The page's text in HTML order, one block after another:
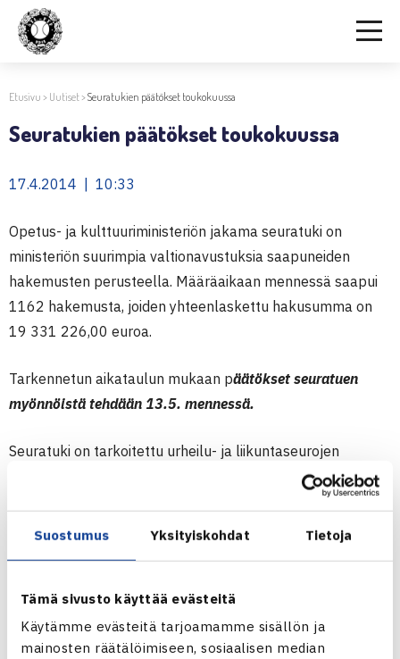
Suostumus Yksityiskohdat Tietoja
Tämä sivusto käyttää evästeitä
Käytämme evästeitä tarjoamamme sisällön ja
mainosten räätälöimiseen, sosiaalisen median
Etusivu > Uutiset>Seuratukien päätökset toukokuussa
Seuratukien päätökset toukokuussa
17.4.2014 | 10:33
Opetus- ja kulttuuriministeriön jakama seuratuki on
ministeriön suurimpia valtionavustuksia saapuneiden
hakemusten perusteella. Määräaikaan mennessä saapui
1162 hakemusta, joiden yhteenlaskettu hakusumma on
19 331 226,00 euroa.
Tarkennetun aikataulun mukaan päätökset seuratuen
myönnöistä tehdään 13.5. mennessä.
Seuratuki on tarkoitettu urheilu- ja liikuntaseurojen
perustoiminnan kehittämiseen. Seuratuen pääpainotus on
mahdollistaa liikunnan harrastaminen kaikille lapsille ja
nuorille sekä edistää liikunnallisen elämäntavan
eivät ylitä 50 euroa kuukaudessa.
Seuratukea myönnetään tänä vuonna yhteensä 5